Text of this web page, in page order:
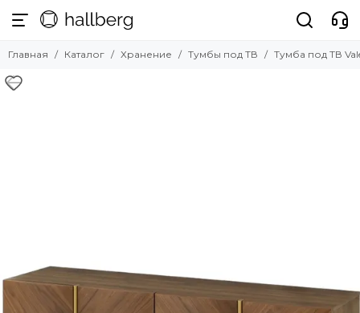
Хранение
Вешалки
Главная Каталог Хранение Тумбы под ТВ Тумба под ТВ